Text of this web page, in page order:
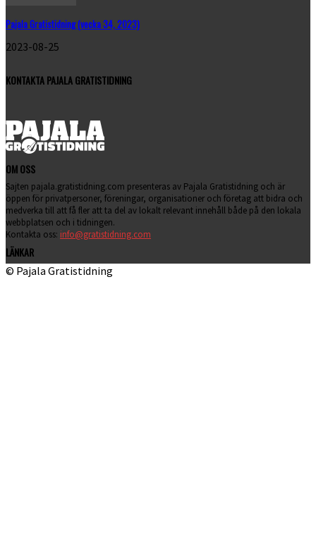
Pajala Gratistidning (vecka 34, 2023)
2023-08-25
KONTAKTA PAJALA GRATISTIDNING
OM OSS
Sajten pajala.gratistidning.com presenteras av Pajala Gratistidning och är
öppen för privatpersoner, föreningar, organisationer och företag att bidra och
medverka till att få fler att ta del av lokalt relevant innehåll både på den lokala
webbplatsen och i tidningen.
Kontakta oss: info@gratistidning.com
LÄNKAR
© Pajala Gratistidning